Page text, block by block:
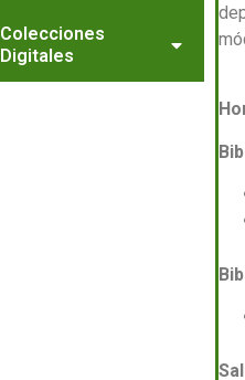
Colecciones
Digitales